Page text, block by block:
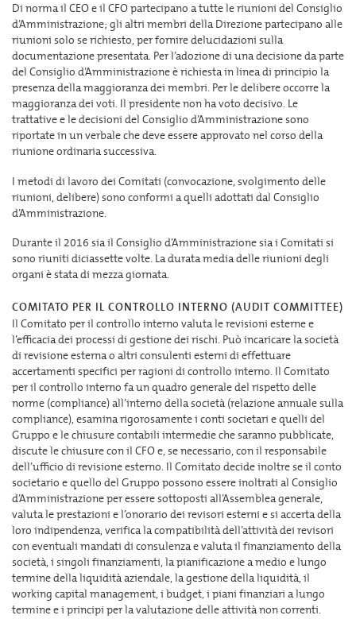
Di norma il CEO e il CFO partecipano a tutte le riunioni del Consiglio
d’Amministrazione; gli altri membri della Direzione partecipano alle
riunioni solo se richiesto, per fornire delucidazioni sulla
documentazione presentata. Per l’adozione di una decisione da parte
del Consiglio d’Amministrazione è richiesta in linea di principio la
presenza della maggioranza dei membri. Per le delibere occorre la
maggioranza dei voti. Il presidente non ha voto decisivo. Le
trattative e le decisioni del Consiglio d’Amministrazione sono
riportate in un verbale che deve essere approvato nel corso della
riunione ordinaria successiva.
I metodi di lavoro dei Comitati (convocazione, svolgimento delle
riunioni, delibere) sono conformi a quelli adottati dal Consiglio
d’Amministrazione.
Durante il 2016 sia il Consiglio d’Amministrazione sia i Comitati si
sono riuniti diciassette volte. La durata media delle riunioni degli
organi è stata di mezza giornata.
COMITATO PER IL CONTROLLO INTERNO (AUDIT COMMITTEE)
Il Comitato per il controllo interno valuta le revisioni esterne e
l’efficacia dei processi di gestione dei rischi. Può incaricare la società
di revisione esterna o altri consulenti esterni di effettuare
accertamenti specifici per ragioni di controllo interno. Il Comitato
per il controllo interno fa un quadro generale del rispetto delle
norme (compliance) all’interno della società (relazione annuale sulla
compliance), esamina rigorosamente i conti societari e quelli del
Gruppo e le chiusure contabili intermedie che saranno pubblicate,
discute le chiusure con il CFO e, se necessario, con il responsabile
dell’ufficio di revisione esterno. Il Comitato decide inoltre se il conto
societario e quello del Gruppo possono essere inoltrati al Consiglio
d’Amministrazione per essere sottoposti all’Assemblea generale,
valuta le prestazioni e l’onorario dei revisori esterni e si accerta della
loro indipendenza, verifica la compatibilità dell’attività dei revisori
con eventuali mandati di consulenza e valuta il finanziamento della
società, i singoli finanziamenti, la pianificazione a medio e lungo
termine della liquidità aziendale, la gestione della liquidità, il
working capital management, i budget, i piani finanziari a lungo
termine e i principi per la valutazione delle attività non correnti.